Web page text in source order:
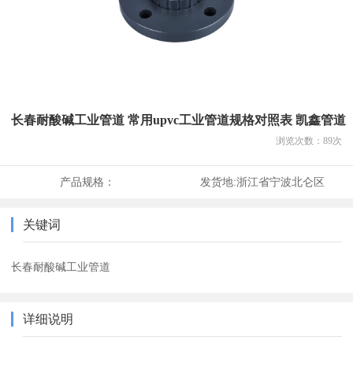
长春耐酸碱工业管道 常用upvc工业管道规格对照表 凯鑫管道
浏览次数： 89次
产品规格： 发货地:浙江省宁波北仑区
关键词
长春耐酸碱工业管道
详细说明